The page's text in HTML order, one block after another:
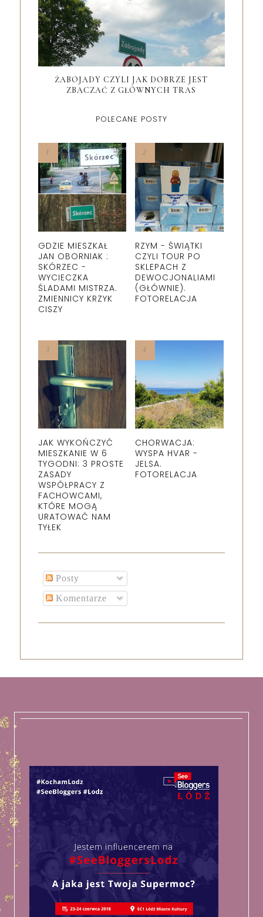
ŻABOJADY CZYLI JAK DOBRZE JEST
ZBACZAĆ Z GŁÓWNYCH TRAS
POLECANE POSTY
GDZIE MIESZKAŁ
JAN OBORNIAK :
SKÓRZEC -
WYCIECZKA
ŚLADAMI MISTRZA.
ZMIENNICY KRZYK
CISZY
RZYM - ŚWIĄTKI
CZYLI TOUR PO
SKLEPACH Z
DEWOCJONALIAMI
(GŁÓWNIE).
FOTORELACJA
JAK WYKOŃCZYĆ
MIESZKANIE W 6
TYGODNI: 3 PROSTE
ZASADY
WSPÓŁPRACY Z
FACHOWCAMI,
KTÓRE MOGĄ
URATOWAĆ NAM
TYŁEK
CHORWACJA:
WYSPA HVAR -
JELSA.
FOTORELACJA
Posty
Komentarze